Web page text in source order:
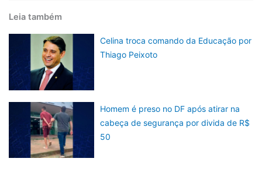
Leia também
Celina troca comando da Educação por
Thiago Peixoto
Homem é preso no DF após atirar na
cabeça de segurança por divida de R$
50